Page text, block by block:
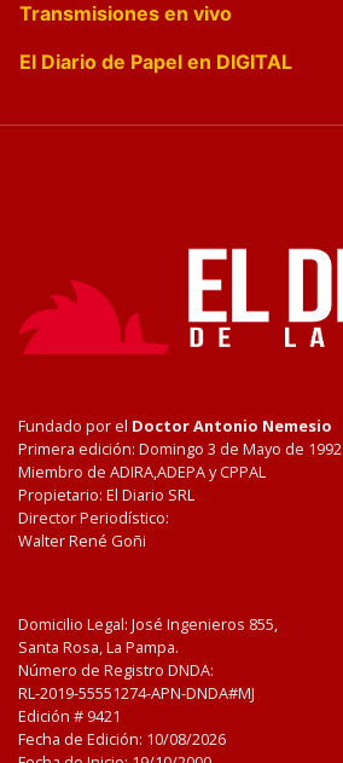
Transmisiones en vivo
El Diario de Papel en DIGITAL
Fundado por el Doctor Antonio Nemesio
Primera edición: Domingo 3 de Mayo de 1992
Miembro de ADIRA,ADEPA y CPPAL
Propietario: El Diario SRL
Director Periodístico:
Walter René Goñi
Domicilio Legal: José Ingenieros 855,
Santa Rosa, La Pampa.
Número de Registro DNDA:
RL-2019-55551274-APN-DNDA#MJ
Edición # 9421
Fecha de Edición: 10/08/2026